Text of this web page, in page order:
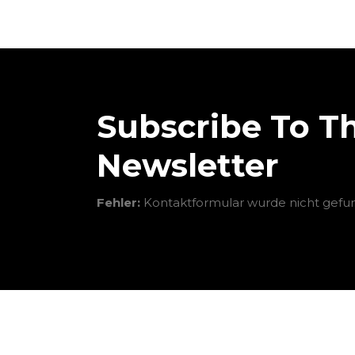
Subscribe To
Newsletter
Fehler: Kontaktformular wurde nicht